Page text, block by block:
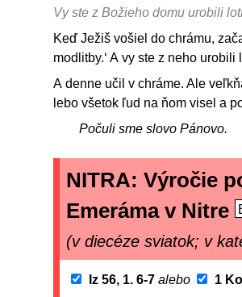
Vy ste z Božieho domu urobili
Keď Ježiš vošiel do chrámu,
modlitby.‘ A vy ste z neho urobili
A denne učil v chráme. Ale
lebo všetok ľud na ňom visel a
Počuli sme slovo Pánovo.
NITRA: Výročie
Emeráma v Nitre
(v diecéze sviatok; v
Iz 56, 1. 6-7 alebo 1